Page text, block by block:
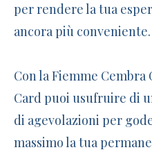
per rendere la tua
ancora più conveniente.
Con la Fiemme Cembra
Card puoi usufruire di
di agevolazioni per
massimo la tua